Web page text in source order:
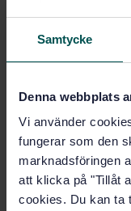
Samtycke
Denna webbplats
Vi använder
fungerar som den
marknadsföringen
att klicka på "Tillåt
cookies. Du kan ta
Köp denna
STANDARD
SVENSK STANDARD